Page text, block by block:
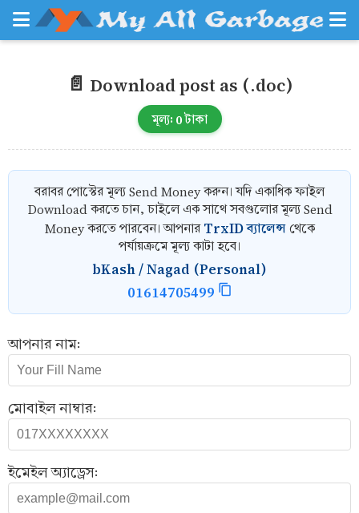
📄 Download post as (.doc)
মূল্য: 0টাকা
বরাবর পোস্টের মূল্য Send Money করুন। যদি একাধিক ফাইল
Download করতে চান, চাইলে এক সাথে সবগুলোর মূল্য Send
Money করতে পারবেন। আপনারTrxID ব্যালেন্সথেকে
পর্যায়ক্রমে মূল্য কাটা হবে।
bKash / Nagad (Personal)
01614705499
আপনার নাম:
মোবাইল নাম্বার:
ইমেইল অ্যাড্রেস: